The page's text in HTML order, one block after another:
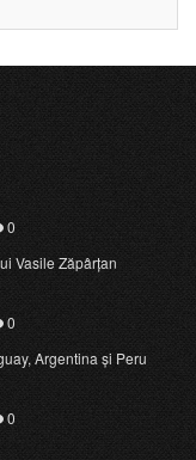
0
Vasile Zăpârțan
0
Argentina și Peru
0